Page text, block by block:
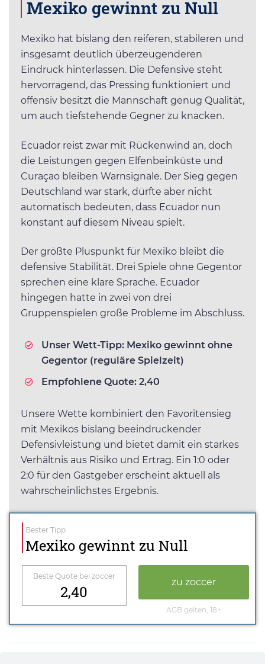
Mexiko gewinnt zu Null
Mexiko hat bislang den reiferen, stabileren und
insgesamt deutlich überzeugenderen
Eindruck hinterlassen. Die Defensive steht
hervorragend, das Pressing funktioniert und
offensiv besitzt die Mannschaft genug Qualität,
um auch tiefstehende Gegner zu knacken.
Ecuador reist zwar mit Rückenwind an, doch
die Leistungen gegen Elfenbeinküste und
Curaçao bleiben Warnsignale. Der Sieg gegen
Deutschland war stark, dürfte aber nicht
automatisch bedeuten, dass Ecuador nun
konstant auf diesem Niveau spielt.
Der größte Pluspunkt für Mexiko bleibt die
defensive Stabilität. Drei Spiele ohne Gegentor
sprechen eine klare Sprache. Ecuador
hingegen hatte in zwei von drei
Gruppenspielen große Probleme im Abschluss.
Unser Wett-Tipp: Mexiko gewinnt ohne
Gegentor (reguläre Spielzeit)
Empfohlene Quote: 2,40
Unsere Wette kombiniert den Favoritensieg
mit Mexikos bislang beeindruckender
Defensivleistung und bietet damit ein starkes
Verhältnis aus Risiko und Ertrag. Ein 1:0 oder
2:0 für den Gastgeber erscheint aktuell als
wahrscheinlichstes Ergebnis.
Bester Tipp
Mexiko gewinnt zu Null
Beste Quote bei zoccer
2,40
zu zoccer
AGB gelten, 18+